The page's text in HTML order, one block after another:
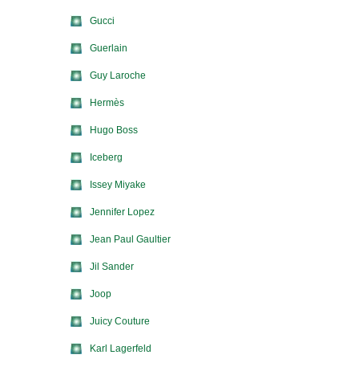
Gucci
Guerlain
Guy Laroche
Hermès
Hugo Boss
Iceberg
Issey Miyake
Jennifer Lopez
Jean Paul Gaultier
Jil Sander
Joop
Juicy Couture
Karl Lagerfeld